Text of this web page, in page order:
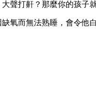
聲打鼾？那麼你的孩子
氧而無法熟睡，會令他